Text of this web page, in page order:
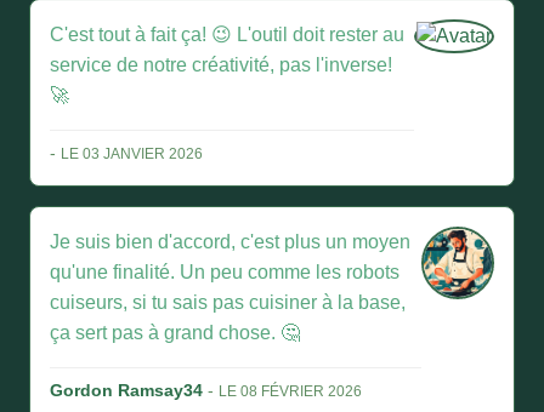
C'est tout à fait ça! 😉 L'outil doit rester au
service de notre créativité, pas l'inverse!
🚀
- LE 03 JANVIER 2026
Je suis bien d'accord, c'est plus un moyen
qu'une finalité. Un peu comme les robots
cuiseurs, si tu sais pas cuisiner à la base,
ça sert pas à grand chose. 🤔
Gordon Ramsay34 - LE 08 FÉVRIER 2026